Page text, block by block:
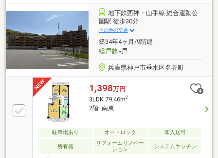
地下鉄西神・山手線 総合運動公
園駅 徒歩30分
その他の交通
築34年4ヶ月/9階建
総戸数-戸
兵庫県神戸市垂水区名谷町
1,398万円
3LDK 79.46m2
2階 南東
駐車場あり オートロック 即入居可
所有権
リフォームリノベー
ション
システムキッチン